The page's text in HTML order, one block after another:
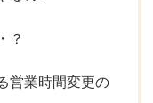
？
営業時間変更の